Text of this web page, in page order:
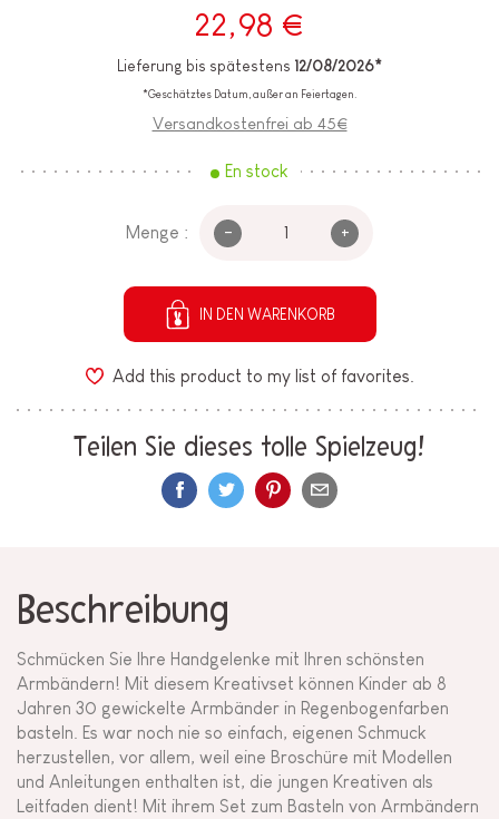
22,98 €
Lieferung bis spätestens 12/08/2026*
*Geschätztes Datum, außer an Feiertagen.
Versandkostenfrei ab 45€
En stock
Menge : - +
IN DEN WARENKORB
Add this product to my list of favorites.
Teilen Sie dieses tolle Spielzeug!
Beschreibung
Schmücken Sie Ihre Handgelenke mit Ihren schönsten
Armbändern! Mit diesem Kreativset können Kinder ab 8
Jahren 30 gewickelte Armbänder in Regenbogenfarben
basteln. Es war noch nie so einfach, eigenen Schmuck
herzustellen, vor allem, weil eine Broschüre mit Modellen
und Anleitungen enthalten ist, die jungen Kreativen als
Leitfaden dient! Mit ihrem Set zum Basteln von Armbändern